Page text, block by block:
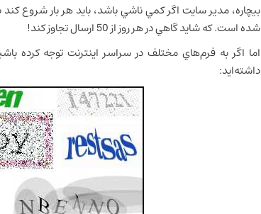
بيچاره، مدير سايت اگر كمي ناشي باشد، بايد هر بار شروع
شده است. كه شايد گاهي در هر روز از 50 ارسال تجاوز كند!
اما اگر به فرم‌هاي مختلف در سراسر اينترنت توجه كرده
داشته‌ايد: